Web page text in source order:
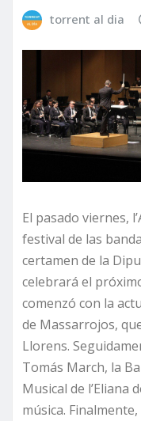
torrent al dia
El pasado viernes,
festival de las
certamen de la
celebrará el
comenzó con la
de Massarrojos,
Llorens.
Tomás March, la
Musical de l’Eliana
música.